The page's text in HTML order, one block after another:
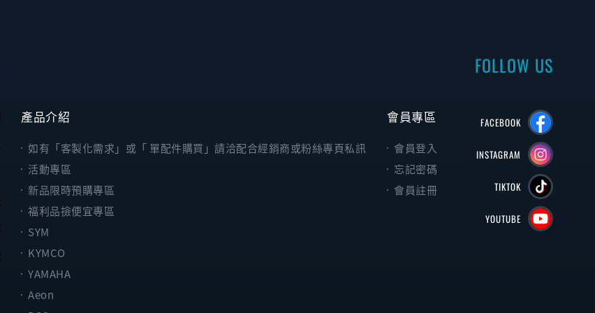
產品介紹
如有「客製化需求」或「 單配件購買」請洽配合經銷商或粉絲專頁私訊
活動專區
新品限時預購專區
福利品撿便宜專區
SYM
KYMCO
YAMAHA
Aeon
會員專區
會員登入
忘記密碼
會員註冊
FOLLOW US
FACEBOOK
INSTAGRAM
TIKTOK
YOUTUBE